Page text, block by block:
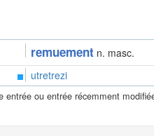
remuement n. masc.
utretrezi
entrée ou entrée récemment